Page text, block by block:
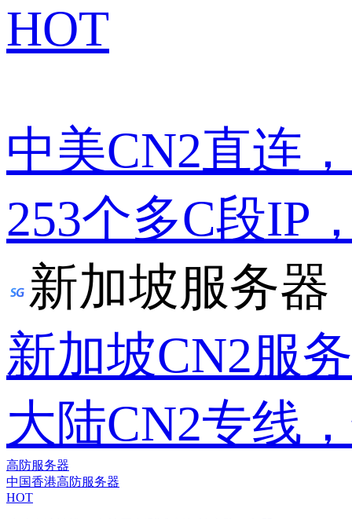
HOT
中美CN2直连
253个多C段IP
新加坡服务器
新加坡CN2服
大陆CN2专线
高防服务器
中国香港高防服务器
HOT